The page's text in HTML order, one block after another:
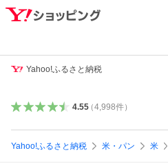
Yahoo!ふるさと納税
4.55（4,998件）
Yahoo!ふるさと納税 米・パン 米